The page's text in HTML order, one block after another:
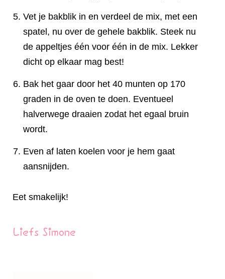
Vet je bakblik in en verdeel de mix, met een
spatel, nu over de gehele bakblik. Steek nu
de appeltjes één voor één in de mix. Lekker
dicht op elkaar mag best!
Bak het gaar door het 40 munten op 170
graden in de oven te doen. Eventueel
halverwege draaien zodat het egaal bruin
wordt.
Even af laten koelen voor je hem gaat
aansnijden.
Eet smakelijk!
Liefs Simone